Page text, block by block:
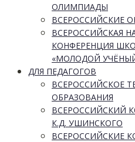
ОЛИМПИАДЫ
ВСЕРОССИЙСКИЕ
ВСЕРОССИЙСКАЯ
КОНФЕРЕНЦИЯ
«МОЛОДОЙ
ДЛЯ ПЕДАГОГОВ
ВСЕРОССИЙСКОЕ
ОБРАЗОВАНИЯ
ВСЕРОССИЙСКИЙ
К.Д. УШИНСКОГО
ВСЕРОССИЙСКИЕ